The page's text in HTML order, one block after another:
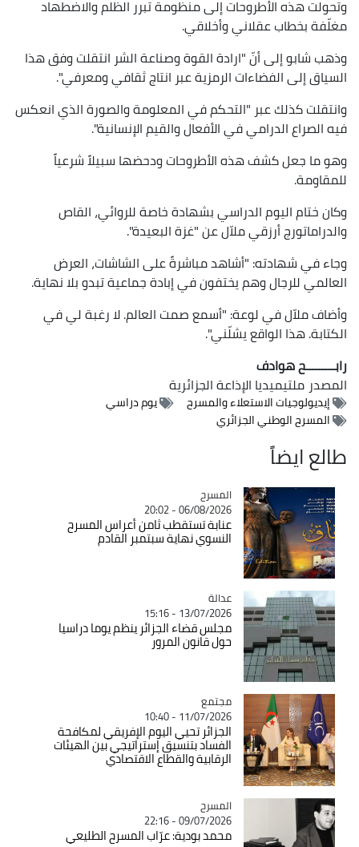
وتحولت هذه الأطروحات إلى منظومة تبرر الظلم والاضطهاد
مغلّفة بخطاب عقلاني وأخلاقي.
وذهب شابو إلى أنّ "ارادة القوة وصناعة الشر انتقلت وفق هذا
السياق إلى الفضاءات الرمزية عبر انتاج ثقافي ومعرفي".
وانتقلت كذلك عبر "التحكم في المعلومة والصورة الذي انعكس
فيه الصراع الدرامي في الأفعال والقيم الإنسانية".
وهو ما جعل كشف هذه الأطروحات ودحضها سبيلاً شرعياً
للمقاومة.
وكان ختام اليوم الدراسي بشهادة خاصة للروائي، القاص
والدراماتورج أرزقي ملاّل عن "غزة البعيدة".
وجاء في شهادته: "أشاهد مباشرةً على الشاشات، العرض
العالمي للرجال وهم يختفون في إبادة جماعية تبدو بلا نهاية.
وأضاف ملاّل في لوعة: "أسمع صمت العالم. لا رغبة لي في
الكتابة. هذا الواقع يشلّني".
رابـــــــــح هوادف
المصدرملتيميديا الإذاعة الجزائرية
إيديولوجيات الاستعلاء والمسرح
يوم دراسي
المسرح الوطني الجزائري
طالع ايضاً
Catégorie
المسرح
06/08/2026 - 20:02
عنابة تستقطب ثامن أعراس المسرح
النسوي نهاية سبتمبر القادم
Catégorie
عدالة
13/07/2026 - 15:16
مجلس قضاء الجزائر ينظم يوما دراسيا
حول قانون المرور
Catégorie
مجتمع
11/07/2026 - 10:40
الجزائر تحيي اليوم الإفريقي لمكافحة
الفساد بتنسيق إستراتيجي بين الهيئات
الرقابية والقطاع الاقتصادي
Catégorie
المسرح
09/07/2026 - 22:16
محمد بودية: عرّاب المسرح الطليعي